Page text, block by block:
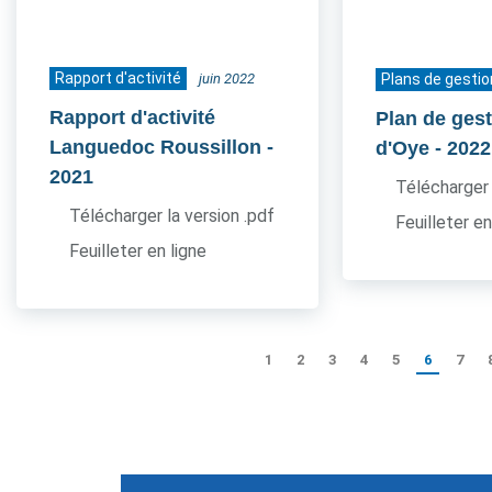
Rapport d'activité juin 2022
Rapport d'activité
Languedoc Roussillon -
2021
Télécharger la version .pdf
Feuilleter en ligne
Plans de
Plan de
d'Oye - 2022
Feuilleter
1 2 3 4 5 6 7